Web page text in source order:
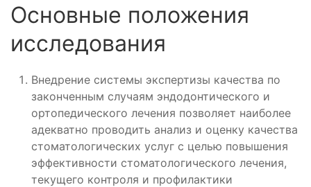
Основные положения
исследования
Внедрение системы экспертизы качества по
законченным случаям эндодонтического и
ортопедического лечения позволяет наиболее
адекватно проводить анализ и оценку качества
стоматологических услуг с целью повышения
эффективности стоматологического лечения,
текущего контроля и профилактики